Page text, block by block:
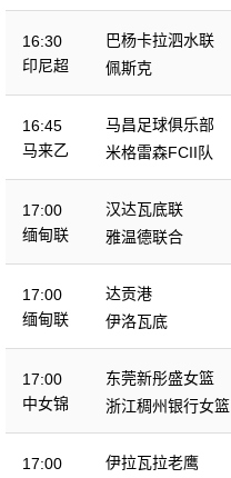
16:30
印尼超
巴杨卡拉泗水联
佩斯克
16:45
马来乙
马昌足球俱乐部
米格雷森FCII队
17:00
缅甸联
汉达瓦底联
雅温德联合
17:00
缅甸联
达贡港
伊洛瓦底
17:00
中女锦
东莞新彤盛女篮
浙江稠州银行女篮
17:00
伊拉瓦拉老鹰